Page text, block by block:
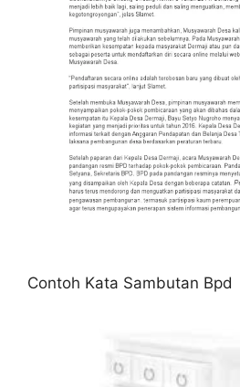
Contoh Kata Sambutan Bpd